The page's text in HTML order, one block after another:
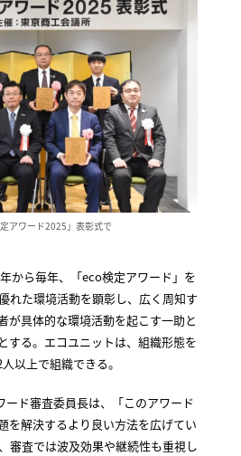
定アワード2025」表彰式で
から毎年、「eco検定アワード」を
れた環境活動を顕彰し、広く周知す
が具体的な環境活動を起こす一助と
する。エコユニットは、組織形態を
以上で組織できる。
ド審査委員長は、「このアワード
を解決するより良い方法を広げてい
審査では波及効果や継続性も重視し